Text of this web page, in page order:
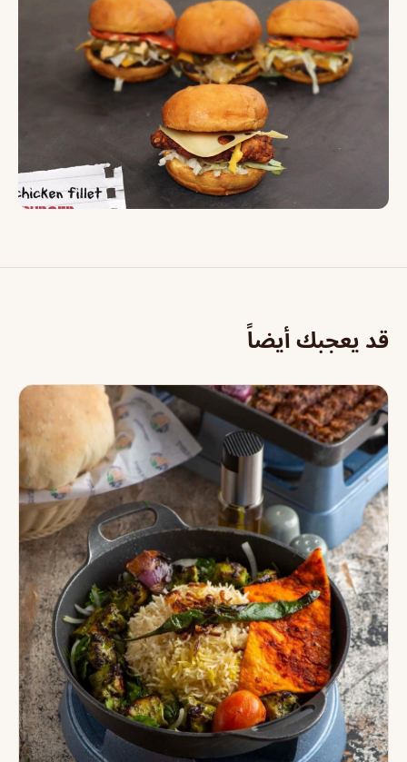
قد يعجبك أيضاً